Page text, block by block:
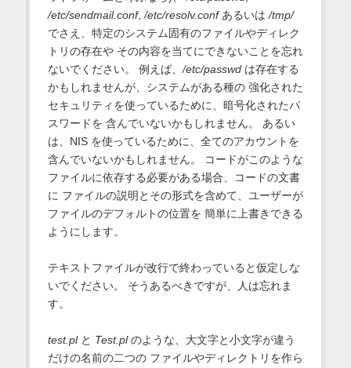
/etc/sendmail.conf, /etc/resolv.confあるいは /tmp/
でさえ、特定のシステム固有のファイルやディレク
トリの存在や その内容を当てにできないことを忘れ
ないでください。 例えば、 /etc/passwdは存在する
かもしれませんが、システムがある種の 強化された
セキュリティを使っているために、暗号化されたパ
スワードを 含んでいないかもしれません。 あるい
は、NIS を使っているために、全てのアカウントを
含んでいないかもしれません。 コードがこのような
ファイルに依存する必要がある場合、コードの文書
に ファイルの説明とその形式を含めて、ユーザーが
ファイルのデフォルトの位置を 簡単に上書きできる
ようにします。
テキストファイルが改行で終わっていると仮定しな
いでください。 そうあるべきですが、人は忘れま
す。
test.plと Test.plのような、大文字と小文字が違う
だけの名前の二つの ファイルやディレクトリを作ら